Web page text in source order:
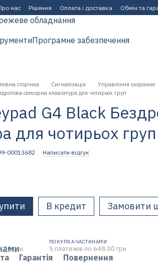
нас Рішення Оплата і доставка Обмін та
обладнання
Програмне забезпечення
сторінка Сигналізація Управління охороною
сенсорна клавіатура для чотирьох груп
G4 Black
для чотирьох груп
00013682 Написати відгук
В кредит Замовити
грн
ПОКУПКА ЧАСТИНАМИ
5 платежів по 648.00 грн
Гарантія
Повернення